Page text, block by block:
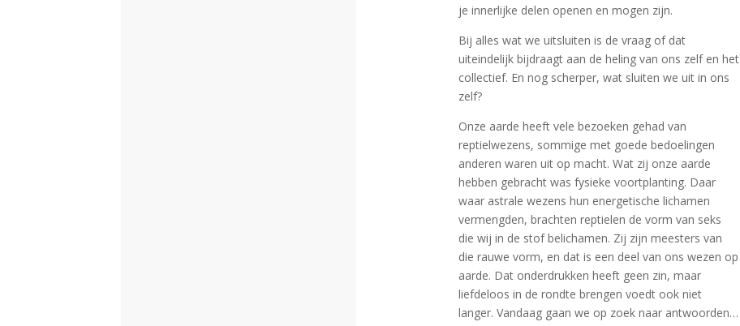
je innerlijke delen openen en mogen zijn.
Bij alles wat we uitsluiten is de vraag of dat
uiteindelijk bijdraagt aan de heling van ons zelf en het
collectief. En nog scherper, wat sluiten we uit in ons
zelf?
Onze aarde heeft vele bezoeken gehad van
reptielwezens, sommige met goede bedoelingen
anderen waren uit op macht. Wat zij onze aarde
hebben gebracht was fysieke voortplanting. Daar
waar astrale wezens hun energetische lichamen
vermengden, brachten reptielen de vorm van seks
die wij in de stof belichamen. Zij zijn meesters van
die rauwe vorm, en dat is een deel van ons wezen op
aarde. Dat onderdrukken heeft geen zin, maar
liefdeloos in de rondte brengen voedt ook niet
langer. Vandaag gaan we op zoek naar antwoorden…